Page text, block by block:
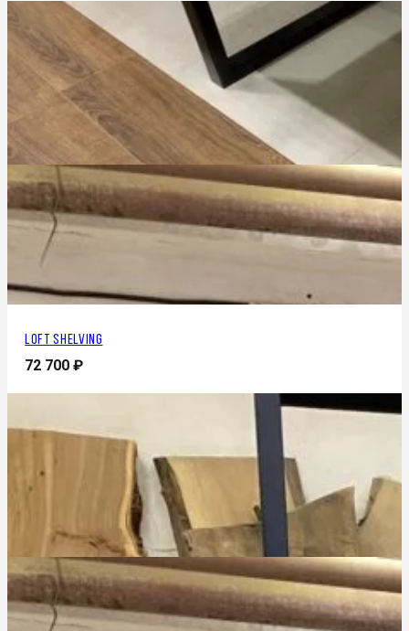
Loft shelving
72 700₽